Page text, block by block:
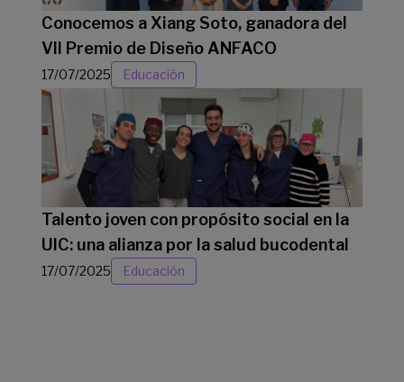
Conocemos a Xiang Soto, ganadora del
VII Premio de Diseño ANFACO
17/07/2025 Educación
Talento joven con propósito social en la
UIC: una alianza por la salud bucodental
17/07/2025 Educación